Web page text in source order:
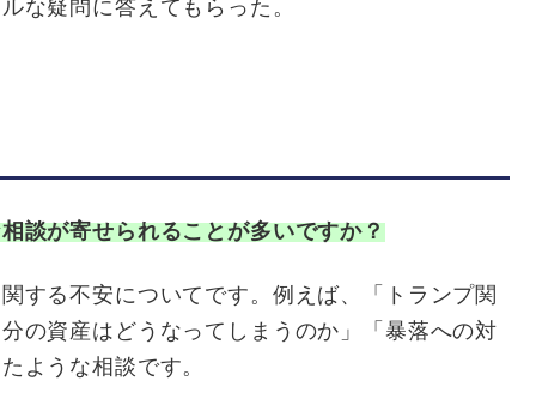
な疑問に答えてもらった。
談が寄せられることが多いですか？
する不安についてです。例えば、「トランプ関
の資産はどうなってしまうのか」「暴落への対
ような相談です。